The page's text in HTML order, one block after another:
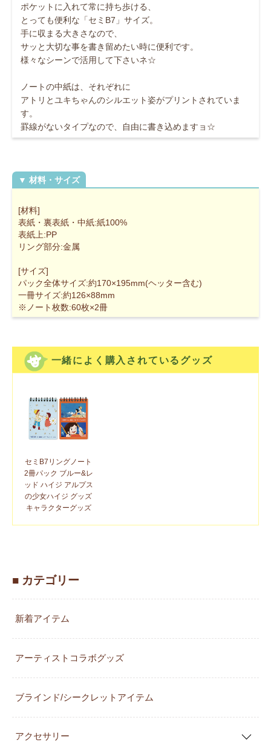
ポケットに入れて常に持ち歩ける、
とっても便利な「セミB7」サイズ。
手に収まる大きさなので、
サッと大切な事を書き留めたい時に便利です。
様々なシーンで活用して下さいネ☆
ノートの中紙は、それぞれに
アトリとユキちゃんのシルエット姿がプリントされていま
す。
罫線がないタイプなので、自由に書き込めますョ☆
[材料]
表紙・裏表紙・中紙:紙100%
表紙上:PP
リング部分:金属
[サイズ]
パック全体サイズ:約170×195mm(ヘッター含む)
一冊サイズ:約126×88mm
※ノート枚数:60枚×2冊
一緒によく購入されているグッズ
セミB7リングノート
2冊パック ブルー&レ
ッド ハイジ アルプス
の少女ハイジ グッズ
キャラクターグッズ
■ カテゴリー
新着アイテム
アーティストコラボグッズ
ブラインド/シークレットアイテム
アクセサリー